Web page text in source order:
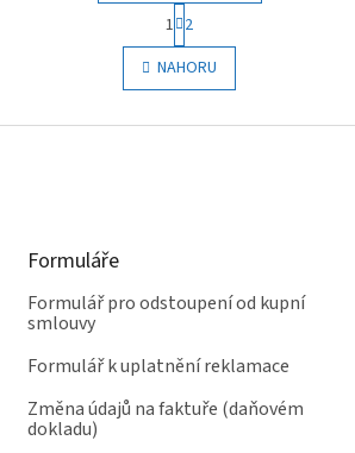
O
v
l
d
y
ý
p
s
S
t
r
á
n
o
1 2
NAHORU
Formuláře
Formulář pro odstoupení od kupní
smlouvy
Formulář k uplatnění reklamace
Změna údajů na faktuře (daňovém
dokladu)